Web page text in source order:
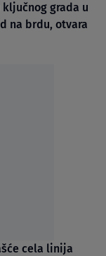
grada u
na brdu, otvara
cela linija